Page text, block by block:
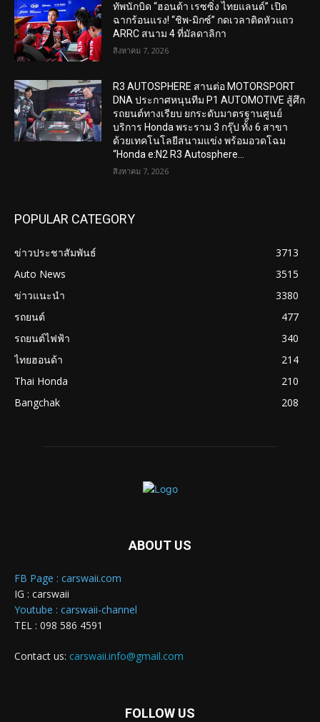
ทัพนักบิด “ฮอนด้า เรซซิ่ง ไทยแลนด์” เปิด
ฉากร้อนแรง! “ชิพ-มิกซ์” กดเวลาติดหัวแถว
ARRC สนาม 4 ที่มัลดาลิกา
สิงหาคม 7, 2026
R3 AUTOSPHERE สานต่อ MOTORSPORT
DNA ประกาศหนุนทีม P1 AUTOMOTIVE สู้ศึก
รถยนต์ทางเรียบ ยกระดับมาตรฐานศูนย์
บริการ Honda พระราม 3 กรุ๊ป ทั้ง 6 สาขา
ด้วยเทคโนโลยีสนามแข่ง พร้อมอวดโฉม
“Honda e:N2 R3 Autosphere...
สิงหาคม 7, 2026
POPULAR CATEGORY
ข่าวประชาสัมพันธ์
3713
Auto News
3515
ข่าวแนะนำ
3380
รถยนต์
477
รถยนต์ไฟฟ้า
340
ไทยฮอนด้า
214
Thai Honda
210
Bangchak
208
ABOUT US
FB Page : carswaii.com
IG : carswaii
Youtube : carswaii-channel
TEL : 098 586 4591
Contact us: carswaii.info@gmail.com
FOLLOW US